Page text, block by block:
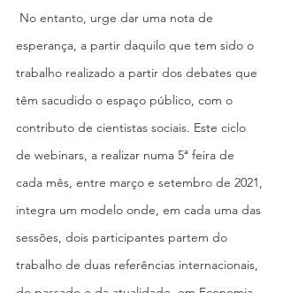
esperança, a partir daquilo que tem sido o
trabalho realizado a partir dos debates que
têm sacudido o espaço público, com o
contributo de cientistas sociais. Este ciclo
de webinars, a realizar numa 5ª feira de
cada mês, entre março e setembro de 2021,
integra um modelo onde, em cada uma das
sessões, dois participantes partem do
trabalho de duas referências internacionais,